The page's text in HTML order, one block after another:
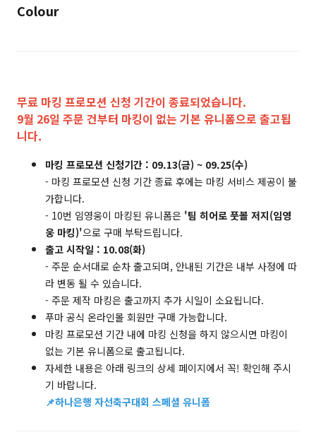
Colour
무료 마킹 프로모션 신청 기간이 종료되었습니다.
9월 26일 주문 건부터 마킹이 없는 기본 유니폼으로 출고됩
니다.
마킹 프로모션 신청기간 : 09.13(금) ~ 09.25(수)
- 마킹 프로모션 신청 기간 종료 후에는 마킹 서비스 제공이 불
가합니다.
- 10번 임영웅이 마킹된 유니폼은 '팀 히어로 풋볼 저지(임영
웅 마킹)'으로 구매 부탁드립니다.
출고 시작일 : 10.08(화)
- 주문 순서대로 순차 출고되며, 안내된 기간은 내부 사정에 따
라 변동 될 수 있습니다.
- 주문 제작 마킹은 출고까지 추가 시일이 소요됩니다.
푸마 공식 온라인몰 회원만 구매 가능합니다.
마킹 프로모션 기간 내에 마킹 신청을 하지 않으시면 마킹이
없는 기본 유니폼으로 출고됩니다.
자세한 내용은 아래 링크의 상세 페이지에서 꼭! 확인해 주시
기 바랍니다.
📌하나은행 자선축구대회 스페셜 유니폼